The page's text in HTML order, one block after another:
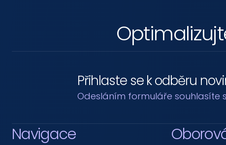
Přihlaste se k odběru
Odesláním formuláře souhlasíte
Navigace